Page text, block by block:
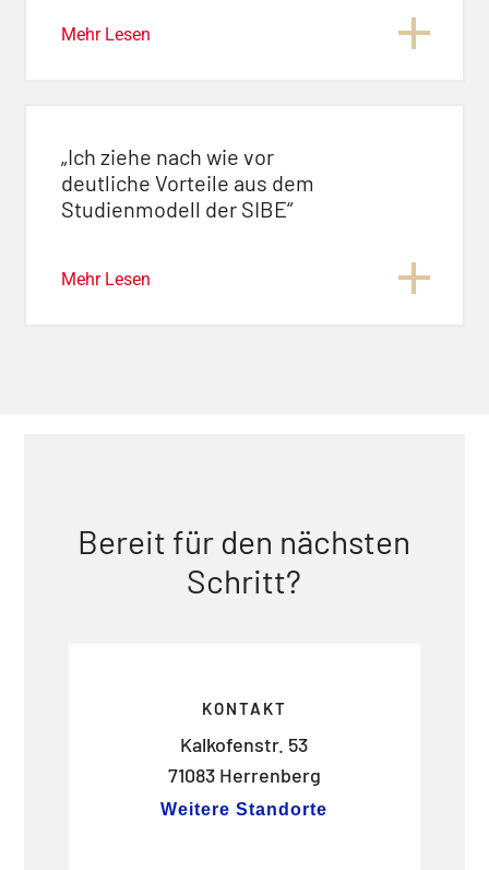
Mehr Lesen
„Ich ziehe nach wie vor
deutliche Vorteile aus dem
Studienmodell der SIBE“
Mehr Lesen
Bereit für den nächsten
Schritt?
KONTAKT
Kalkofenstr. 53
71083 Herrenberg
Weitere Standorte